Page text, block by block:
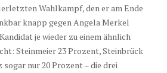
Wahlkampf, den er am Ende
knapp gegen Angela Merkel
je wieder zu einem ähnlich
Steinmeier 23 Prozent, Steinbrück
sogar nur 20 Prozent – die drei